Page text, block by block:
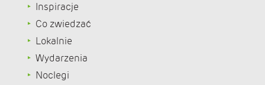
Inspiracje
Co zwiedzać
Lokalnie
Wydarzenia
Noclegi